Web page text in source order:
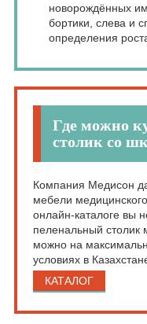
новорождённых
бортики, слева и
определения
Где можно
столик со
Компания Медисон
мебели
онлайн-каталоге вы
пеленальный столик
можно на
условиях в
КАТАЛОГ